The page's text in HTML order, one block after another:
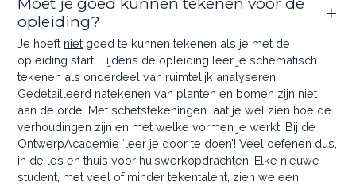
opleiding?
Je hoeft niet goed te kunnen tekenen als je met de
opleiding start. Tijdens de opleiding leer je schematisch
tekenen als onderdeel van ruimtelijk analyseren.
Gedetailleerd natekenen van planten en bomen zijn niet
aan de orde. Met schetstekeningen laat je wel zien hoe de
verhoudingen zijn en met welke vormen je werkt. Bij de
OntwerpAcademie ‘leer je door te doen’! Veel oefenen dus,
in de les en thuis voor huiswerkopdrachten. Elke nieuwe
student, met veel of minder tekentalent, zien we een